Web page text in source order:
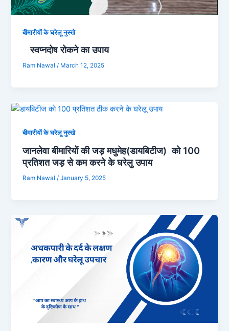
बीमारीयों के घरेलू नुस्खे
स्वप्नदोष रोकने का उपाय
Ram Nawal/ March 12, 2025
बीमारीयों के घरेलू नुस्खे
जानलेवा बीमारियों की जड़ मधुमेह(डायबिटीज) को 100
प्रतिशत जड़ से कम करने के घरेलु उपाय
Ram Nawal /January 5, 2025